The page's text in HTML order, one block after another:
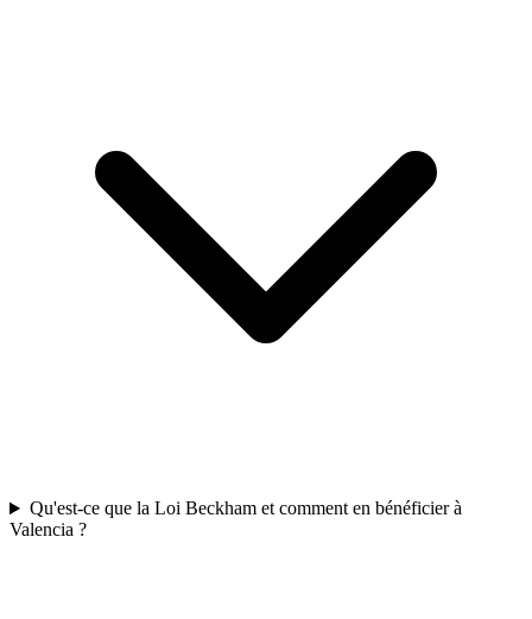
Qu'est-ce que la Loi Beckham et comment en bénéficier à
Valencia ?